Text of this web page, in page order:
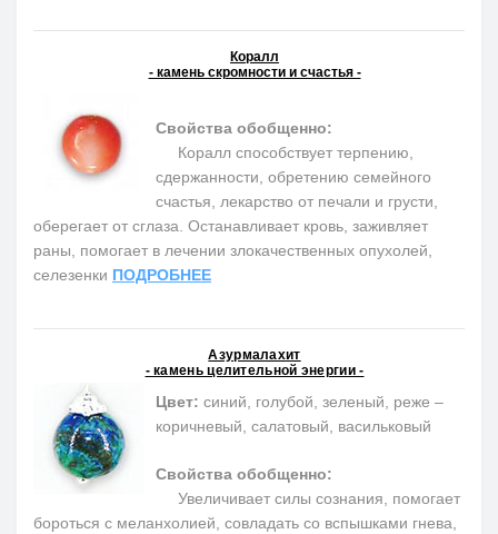
Коралл
- камень скромности и счастья -
Свойства обобщенно:
Коралл способствует терпению,
сдержанности, обретению семейного
счастья, лекарство от печали и грусти,
оберегает от сглаза. Останавливает кровь, заживляет
раны, помогает в лечении злокачественных опухолей,
селезенки ПОДРОБНЕЕ
Азурмалахит
- камень целительной энергии -
Цвет: синий, голубой, зеленый, реже –
коричневый, салатовый, васильковый
Свойства обобщенно:
Увеличивает силы сознания, помогает
бороться с меланхолией, совладать со вспышками гнева,